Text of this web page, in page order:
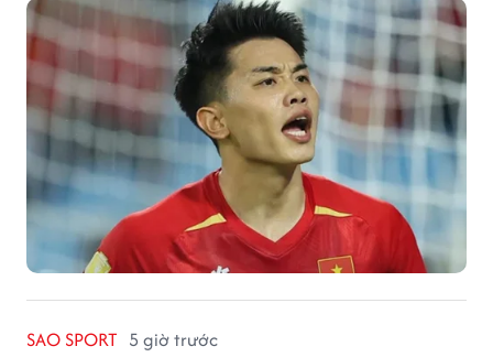
SAO SPORT 5 giờ trước